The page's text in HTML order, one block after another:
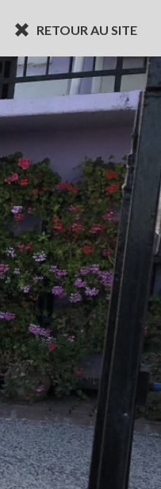
RETOUR AU SITE